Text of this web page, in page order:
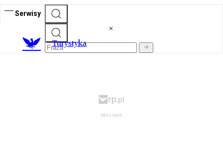
Serwisy
Turystyka